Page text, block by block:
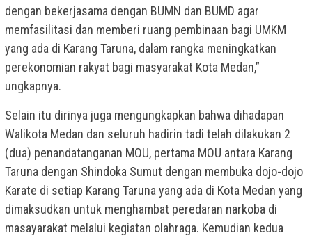
dengan bekerjasama dengan BUMN dan BUMD agar
memfasilitasi dan memberi ruang pembinaan bagi UMKM
yang ada di Karang Taruna, dalam rangka meningkatkan
perekonomian rakyat bagi masyarakat Kota Medan,”
ungkapnya.
Selain itu dirinya juga mengungkapkan bahwa dihadapan
Walikota Medan dan seluruh hadirin tadi telah dilakukan 2
(dua) penandatanganan MOU, pertama MOU antara Karang
Taruna dengan Shindoka Sumut dengan membuka dojo-dojo
Karate di setiap Karang Taruna yang ada di Kota Medan yang
dimaksudkan untuk menghambat peredaran narkoba di
masayarakat melalui kegiatan olahraga. Kemudian kedua